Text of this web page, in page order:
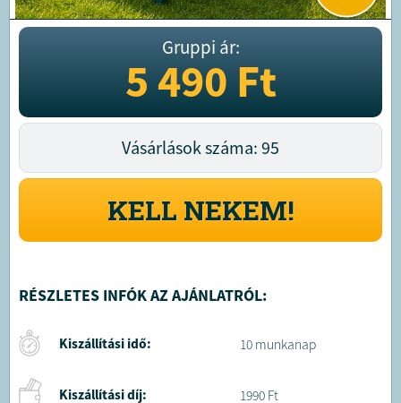
Gruppi ár:
5 490Ft
Vásárlások száma: 95
KELL NEKEM!
RÉSZLETES INFÓK AZ AJÁNLATRÓL:
Kiszállítási idő: 10 munkanap
Kiszállítási díj: 1990 Ft